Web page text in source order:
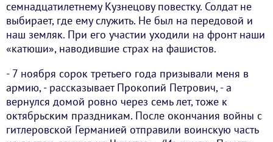
семнадцатилетнему Кузнецову повестку. Солдат не
выбирает, где ему служить. Не был на передовой и
наш земляк. При его участии уходили на фронт наши
«катюши», наводившие страх на фашистов.
- 7 ноября сорок третьего года призывали меня в
армию, - рассказывает Прокопий Петрович, - а
вернулся домой ровно через семь лет, тоже к
октябрьским праздникам. После окончания войны с
гитлеровской Германией отправили воинскую часть